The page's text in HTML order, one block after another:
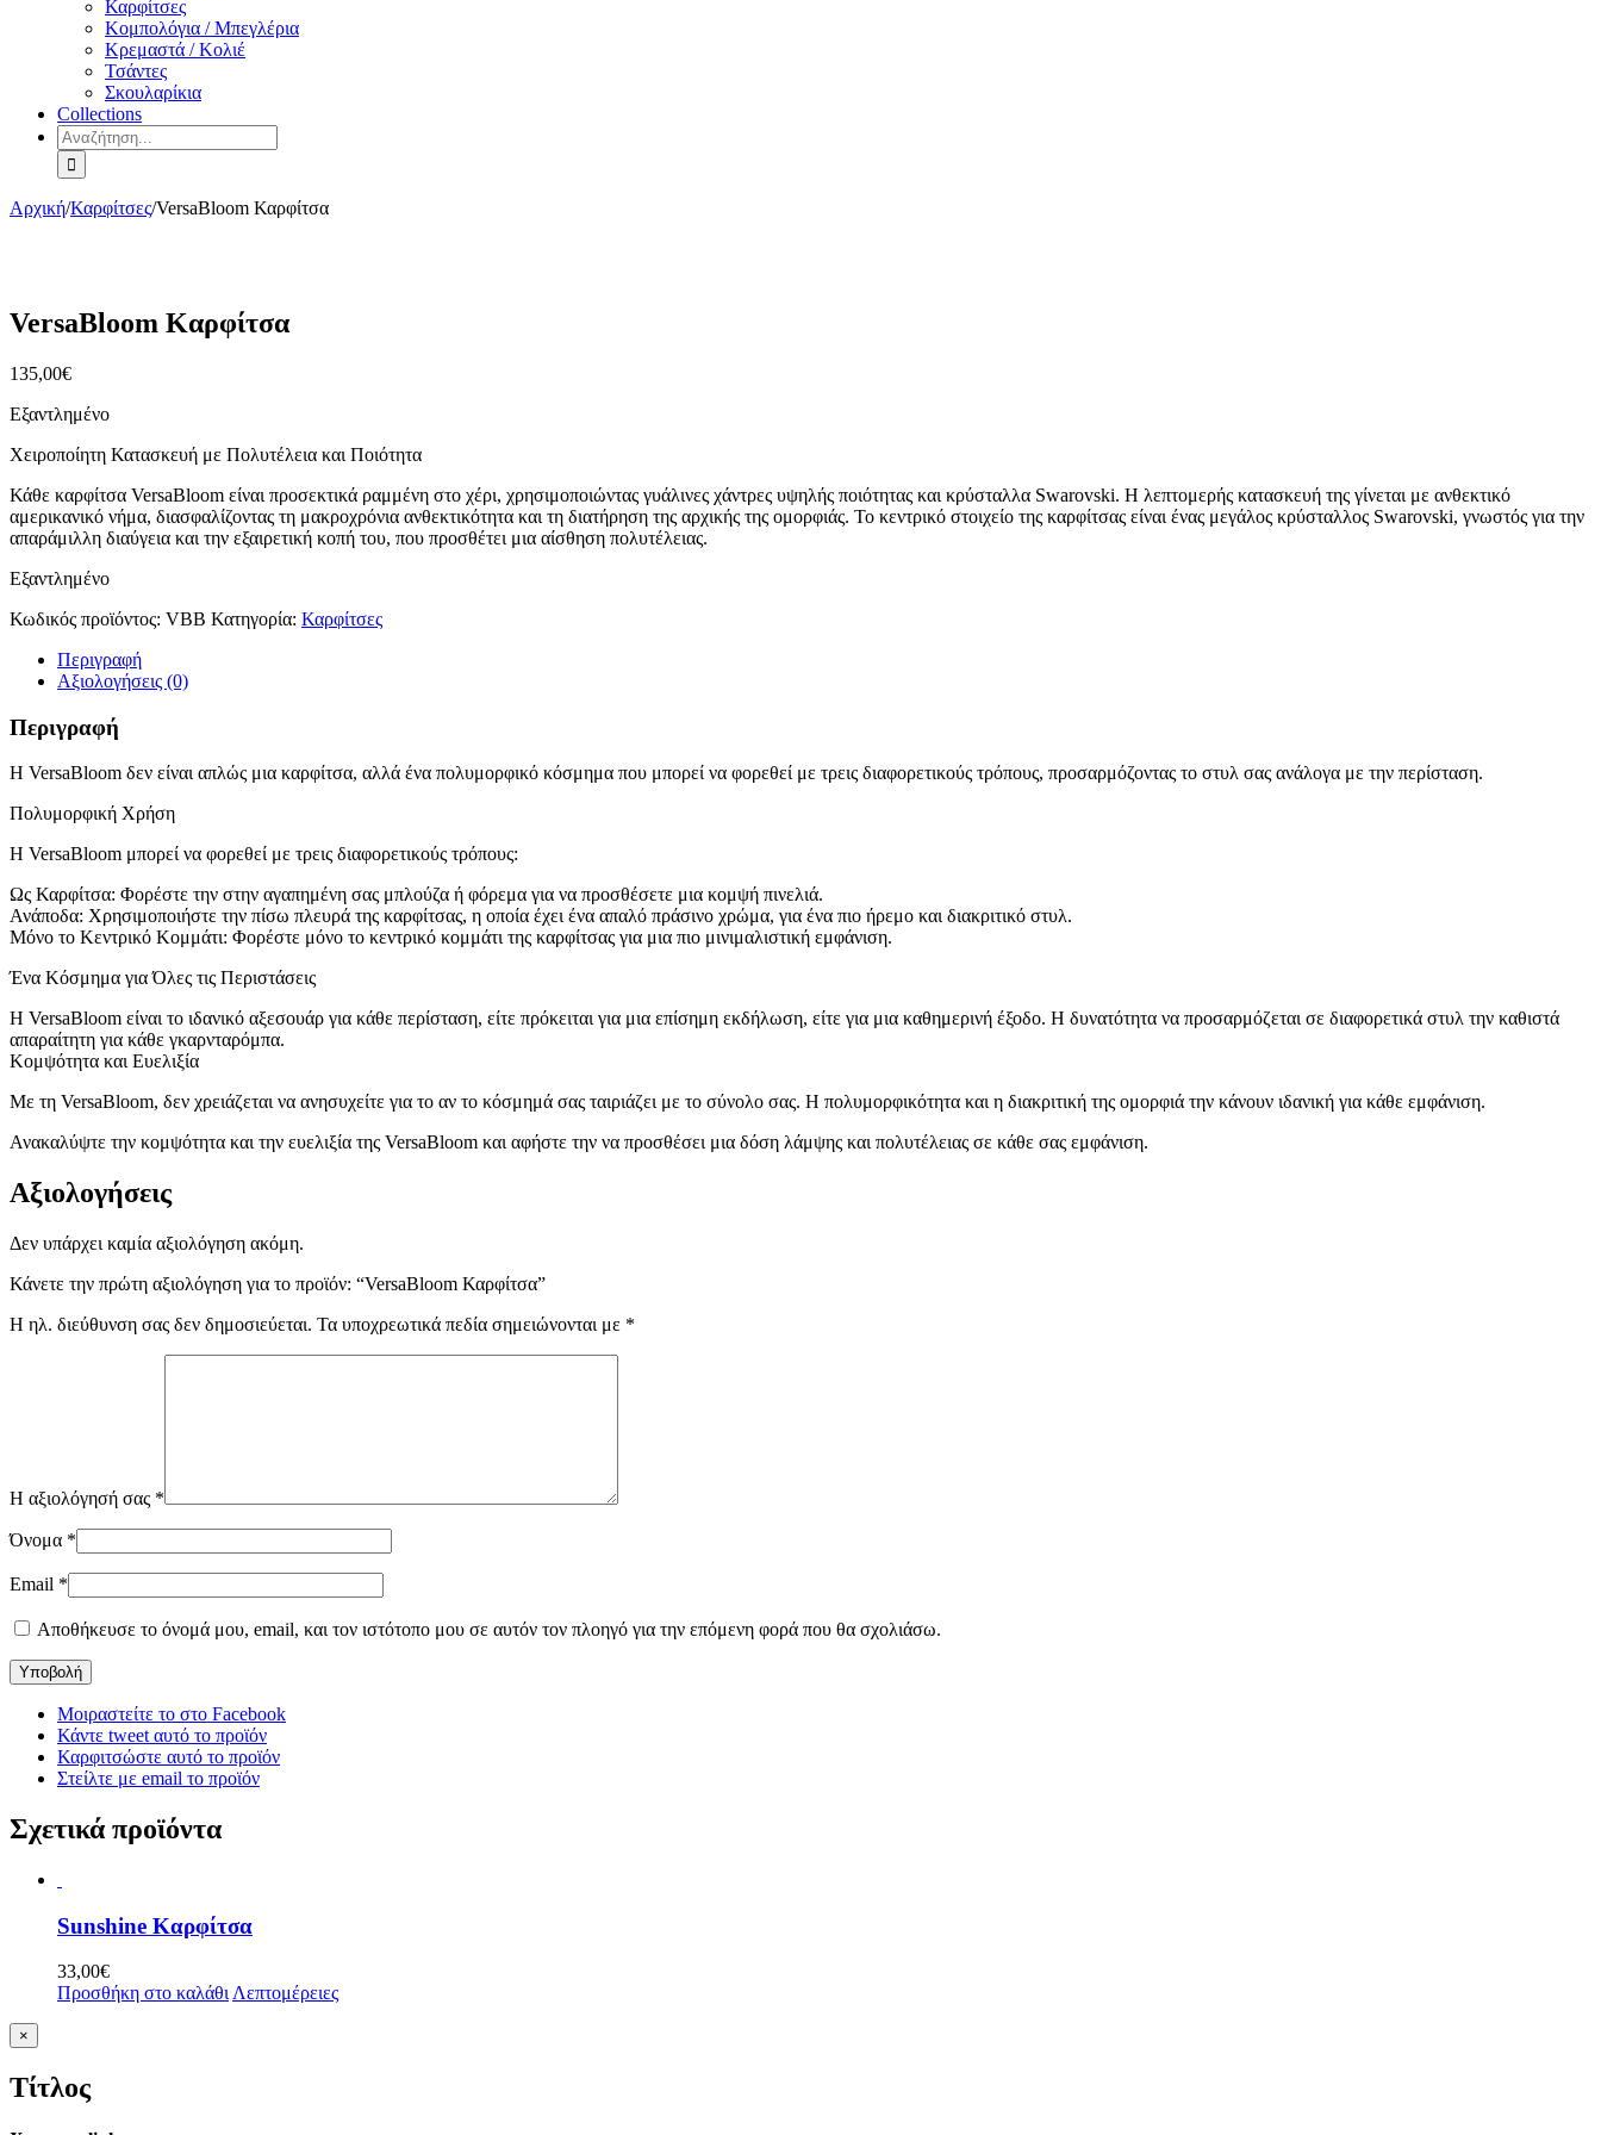
Καρφίτσες
Κομπολόγια / Μπεγλέρια
Κρεμαστά / Κολιέ
Τσάντες
Σκουλαρίκια
Collections
Αναζήτηση
για:
Αρχική/Καρφίτσες/VersaBloom Καρφίτσα
VersaBloom Καρφίτσα
135,00€
Εξαντλημένο
Χειροποίητη Κατασκευή με Πολυτέλεια και Ποιότητα
Κάθε καρφίτσα VersaBloom είναι προσεκτικά ραμμένη στο χέρι, χρησιμοποιώντας γυάλινες χάντρες υψηλής ποιότητας και κρύσταλλα Swarovski. Η λεπτομερής κατασκευή της γίνεται με ανθεκτικό
αμερικανικό νήμα, διασφαλίζοντας τη μακροχρόνια ανθεκτικότητα και τη διατήρηση της αρχικής της ομορφιάς. Το κεντρικό στοιχείο της καρφίτσας είναι ένας μεγάλος κρύσταλλος Swarovski, γνωστός για την
απαράμιλλη διαύγεια και την εξαιρετική κοπή του, που προσθέτει μια αίσθηση πολυτέλειας.
Εξαντλημένο
Κωδικός προϊόντος: VBB Κατηγορία: Καρφίτσες
Περιγραφή
Αξιολογήσεις (0)
Περιγραφή
Η VersaBloom δεν είναι απλώς μια καρφίτσα, αλλά ένα πολυμορφικό κόσμημα που μπορεί να φορεθεί με τρεις διαφορετικούς τρόπους, προσαρμόζοντας το στυλ σας ανάλογα με την περίσταση.
Πολυμορφική Χρήση
Η VersaBloom μπορεί να φορεθεί με τρεις διαφορετικούς τρόπους:
Ως Καρφίτσα: Φορέστε την στην αγαπημένη σας μπλούζα ή φόρεμα για να προσθέσετε μια κομψή πινελιά.
Ανάποδα: Χρησιμοποιήστε την πίσω πλευρά της καρφίτσας, η οποία έχει ένα απαλό πράσινο χρώμα, για ένα πιο ήρεμο και διακριτικό στυλ.
Μόνο το Κεντρικό Κομμάτι: Φορέστε μόνο το κεντρικό κομμάτι της καρφίτσας για μια πιο μινιμαλιστική εμφάνιση.
Ένα Κόσμημα για Όλες τις Περιστάσεις
Η VersaBloom είναι το ιδανικό αξεσουάρ για κάθε περίσταση, είτε πρόκειται για μια επίσημη εκδήλωση, είτε για μια καθημερινή έξοδο. Η δυνατότητα να προσαρμόζεται σε διαφορετικά στυλ την καθιστά
απαραίτητη για κάθε γκαρνταρόμπα.
Κομψότητα και Ευελιξία
Με τη VersaBloom, δεν χρειάζεται να ανησυχείτε για το αν το κόσμημά σας ταιριάζει με το σύνολο σας. Η πολυμορφικότητα και η διακριτική της ομορφιά την κάνουν ιδανική για κάθε εμφάνιση.
Ανακαλύψτε την κομψότητα και την ευελιξία της VersaBloom και αφήστε την να προσθέσει μια δόση λάμψης και πολυτέλειας σε κάθε σας εμφάνιση.
Αξιολογήσεις
Δεν υπάρχει καμία αξιολόγηση ακόμη.
Κάνετε την πρώτη αξιολόγηση για το προϊόν: “VersaBloom Καρφίτσα”
Η ηλ. διεύθυνση σας δεν δημοσιεύεται. Τα υποχρεωτικά πεδία σημειώνονται με *
Η αξιολόγησή σας *
Όνομα *
Email *
Αποθήκευσε το όνομά μου, email, και τον ιστότοπο μου σε αυτόν τον πλοηγό για την επόμενη φορά που θα σχολιάσω.
Μοιραστείτε το στο Facebook
Κάντε tweet αυτό το προϊόν
Καρφιτσώστε αυτό το προϊόν
Στείλτε με email το προϊόν
Σχετικά προϊόντα
Sunshine Καρφίτσα
33,00€
Προσθήκη στο καλάθι Λεπτομέρειες
Κλείσιμο
γρήγορης
προϊόντος
×
Τίτλος